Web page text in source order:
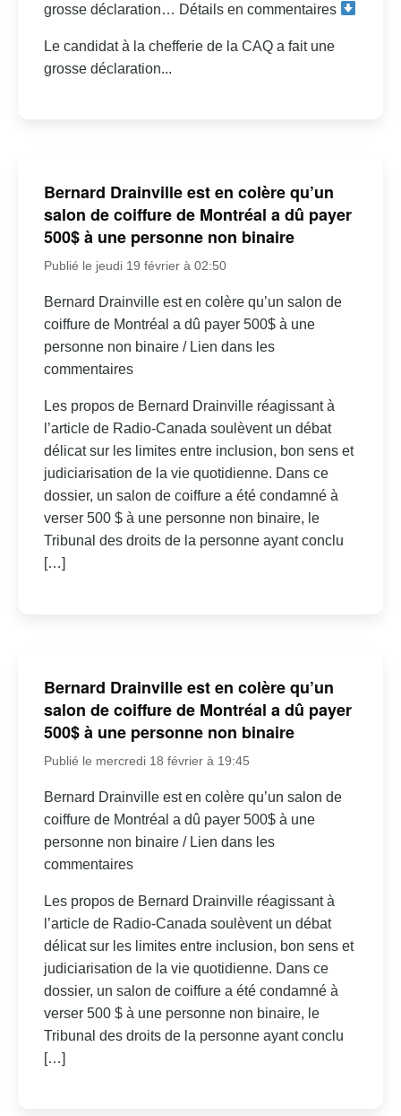
grosse déclaration… Détails en commentaires
Le candidat à la chefferie de la CAQ a fait une
grosse déclaration...
Bernard Drainville est en colère qu’un
salon de coiffure de Montréal a dû payer
500$ à une personne non binaire
Publié le jeudi 19 février à 02:50
Bernard Drainville est en colère qu’un salon de
coiffure de Montréal a dû payer 500$ à une
personne non binaire / Lien dans les
commentaires
Les propos de Bernard Drainville réagissant à
l’article de Radio-Canada soulèvent un débat
délicat sur les limites entre inclusion, bon sens et
judiciarisation de la vie quotidienne. Dans ce
dossier, un salon de coiffure a été condamné à
verser 500 $ à une personne non binaire, le
Tribunal des droits de la personne ayant conclu
[…]
Bernard Drainville est en colère qu’un
salon de coiffure de Montréal a dû payer
500$ à une personne non binaire
Publié le mercredi 18 février à 19:45
Bernard Drainville est en colère qu’un salon de
coiffure de Montréal a dû payer 500$ à une
personne non binaire / Lien dans les
commentaires
Les propos de Bernard Drainville réagissant à
l’article de Radio-Canada soulèvent un débat
délicat sur les limites entre inclusion, bon sens et
judiciarisation de la vie quotidienne. Dans ce
dossier, un salon de coiffure a été condamné à
verser 500 $ à une personne non binaire, le
Tribunal des droits de la personne ayant conclu
[…]